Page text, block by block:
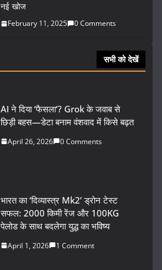
नई खोज
February 11, 2025 0 Comments
सभी को देखें
AI ने दिया ‘फैसला’? Grok के जवाब से
छिड़ी बहस—डेटा बनाम वंशवाद में किसे बढ़त
April 26, 2026 0 Comments
भारत का ‘दिव्यास्त्र Mk2’ ड्रोन टेस्ट
सफल: 2000 किमी रेंज और 100KG
पेलोड के साथ बदलेगा युद्ध का भविष्य
April 1, 2026 1 Comment